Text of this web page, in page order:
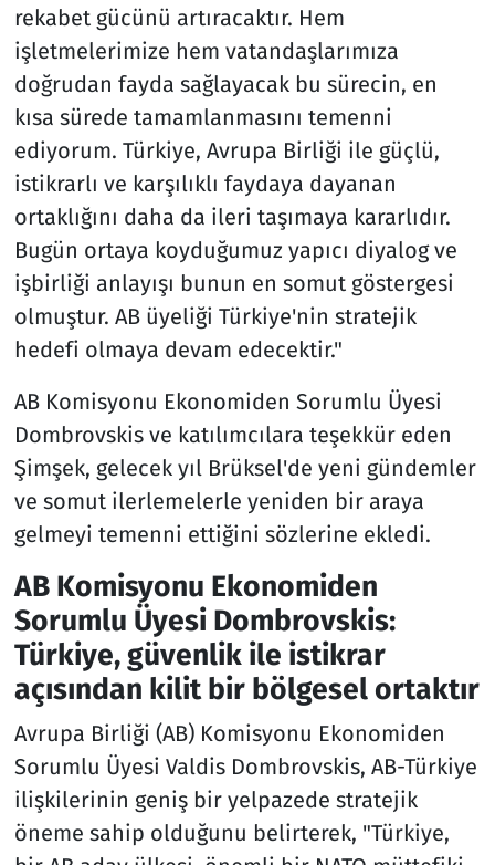
rekabet gücünü artıracaktır. Hem
işletmelerimize hem vatandaşlarımıza
doğrudan fayda sağlayacak bu sürecin, en
kısa sürede tamamlanmasını temenni
ediyorum. Türkiye, Avrupa Birliği ile güçlü,
istikrarlı ve karşılıklı faydaya dayanan
ortaklığını daha da ileri taşımaya kararlıdır.
Bugün ortaya koyduğumuz yapıcı diyalog ve
işbirliği anlayışı bunun en somut göstergesi
olmuştur. AB üyeliği Türkiye'nin stratejik
hedefi olmaya devam edecektir."
AB Komisyonu Ekonomiden Sorumlu Üyesi
Dombrovskis ve katılımcılara teşekkür eden
Şimşek, gelecek yıl Brüksel'de yeni gündemler
ve somut ilerlemelerle yeniden bir araya
gelmeyi temenni ettiğini sözlerine ekledi.
AB Komisyonu Ekonomiden
Sorumlu Üyesi Dombrovskis:
Türkiye, güvenlik ile istikrar
açısından kilit bir bölgesel ortaktır
Avrupa Birliği (AB) Komisyonu Ekonomiden
Sorumlu Üyesi Valdis Dombrovskis, AB-Türkiye
ilişkilerinin geniş bir yelpazede stratejik
öneme sahip olduğunu belirterek, "Türkiye,